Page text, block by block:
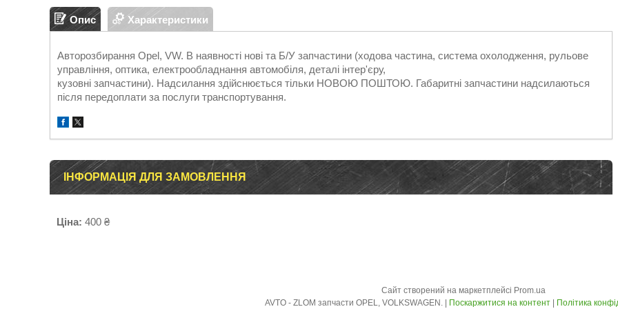
Опис Характеристики
Авторозбирання Opel, VW. В наявності нові та Б/У запчастини (ходова частина, система охолодження, рульове
управління, оптика, електрообладнання автомобіля, деталі інтер'єру,
кузовні запчастини). Надсилання здійснюється тільки НОВОЮ ПОШТОЮ. Габаритні запчастини надсилаються
після передоплати за послуги транспортування.
ІНФОРМАЦІЯ ДЛЯ ЗАМОВЛЕННЯ
Ціна: 400 ₴
Сайт створений на маркетплейсі Prom.ua
Поскаржитися на контент Політика